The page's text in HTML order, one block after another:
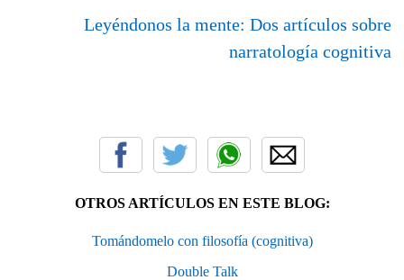
Leyéndonos la mente: Dos artículos sobre
narratología cognitiva
OTROS ARTÍCULOS EN ESTE BLOG:
Tomándomelo con filosofía (cognitiva)
Double Talk